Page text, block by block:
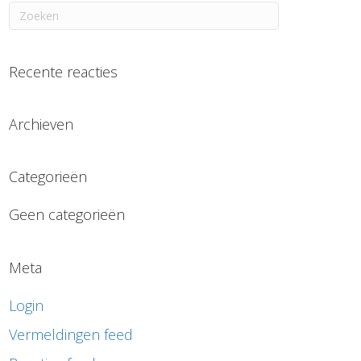
Recente reacties
Archieven
Categorieën
Geen categorieën
Meta
Login
Vermeldingen feed